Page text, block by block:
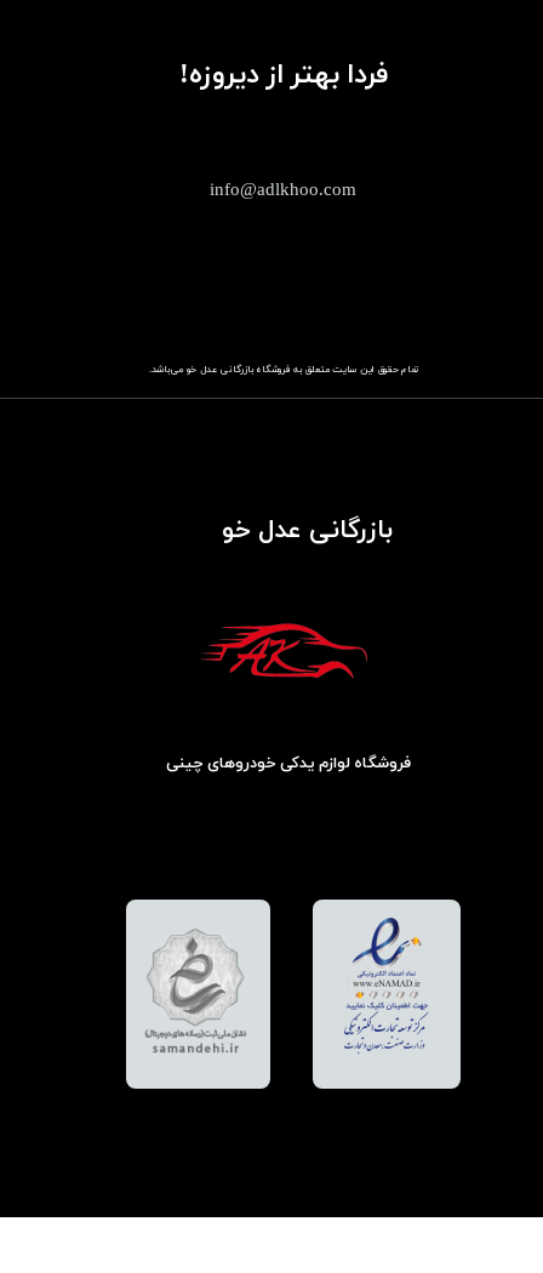
تمام حقوق این سایت متعلق به فروشگاهباز​​​​​​​رگانی عدل خو می‌باشد.
info@adlkhoo.com
بازرگانی عدل خو
فردا بهتر از دیروزه!
فروشگاه لوازم یدکی خودروهای چینی